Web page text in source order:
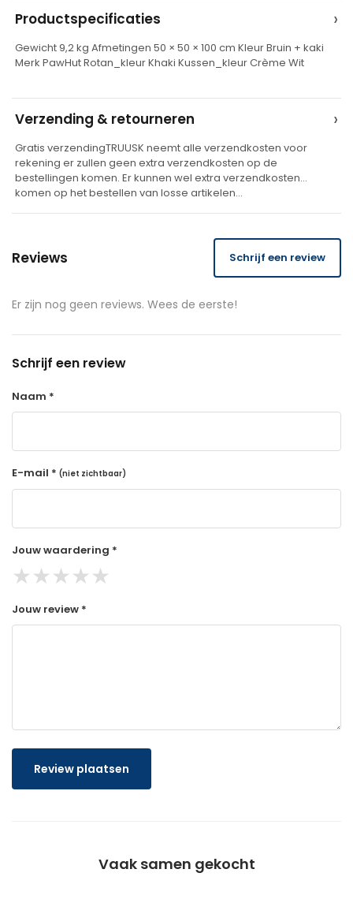
a
t
e
Productspecificaties ›
Gewicht 9,2 kg Afmetingen 50 × 50 × 100 cm Kleur Bruin + kaki
Merk PawHut Rotan_kleur Khaki Kussen_kleur Crème Wit
Verzending & retourneren ›
Gratis verzendingTRUUSK neemt alle verzendkosten voor
rekening er zullen geen extra verzendkosten op de
bestellingen komen. Er kunnen wel extra verzendkosten
komen op het bestellen van losse artikelen…
Reviews Schrijf een review
Er zijn nog geen reviews. Wees de eerste!
Schrijf een review
Naam *
E-mail * (niet zichtbaar)
Jouw waardering *
★★★★★
Jouw review *
Review plaatsen
Vaak samen gekocht